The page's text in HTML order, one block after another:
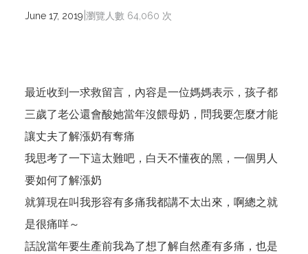
June 17, 2019 瀏覽人數 64,060 次
最近收到一求救留言，內容是一位媽媽表示，孩子都
三歲了老公還會酸她當年沒餵母奶，問我要怎麼才能
讓丈夫了解漲奶有奪痛
我思考了一下這太難吧，白天不懂夜的黑，一個男人
要如何了解漲奶
就算現在叫我形容有多痛我都講不太出來，啊總之就
是很痛咩～
話說當年要生產前我為了想了解自然產有多痛，也是